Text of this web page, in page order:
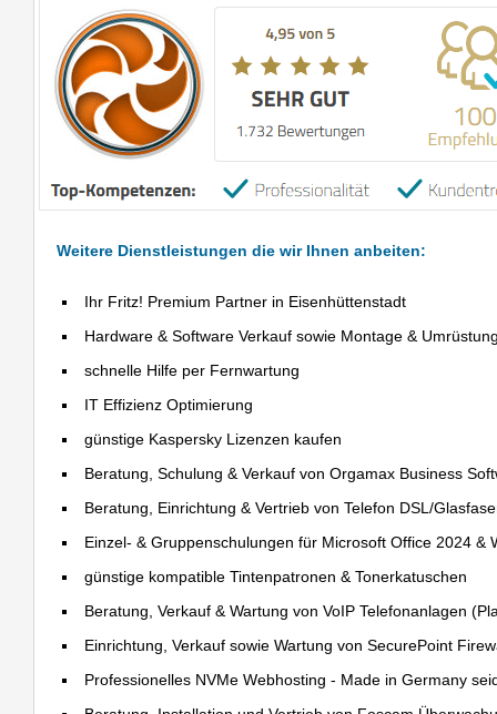
Weitere Dienstleistungen die wir Ihnen anbeiten:
Ihr Fritz! Premium Partner in Eisenhüttenstadt
Hardware & Software Verkauf sowie Montage &
schnelle Hilfe per Fernwartung
IT Effizienz Optimierung
günstige Kaspersky Lizenzen kaufen
Beratung, Schulung & Verkauf von Orgamax Business
Beratung, Einrichtung & Vertrieb von Telefon DSL/
Einzel- & Gruppenschulungen für Microsoft Office 2024 &
günstige kompatible Tintenpatronen & Tonerkatuschen
Beratung, Verkauf & Wartung von VoIP Telefonanlagen
Einrichtung, Verkauf sowie Wartung von SecurePoint
Professionelles NVMe Webhosting - Made in Germany